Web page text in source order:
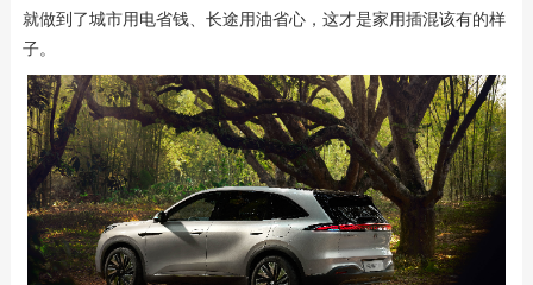
就做到了城市用电省钱、长途用油省心，这才是家用插混该有的样
子。